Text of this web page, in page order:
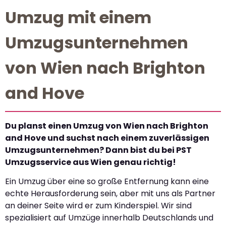
Umzug mit einem
Umzugsunternehmen
von Wien nach Brighton
and Hove
Du planst einen Umzug von Wien nach Brighton
and Hove und suchst nach einem zuverlässigen
Umzugsunternehmen? Dann bist du bei PST
Umzugsservice aus Wien genau richtig!
Ein Umzug über eine so große Entfernung kann eine
echte Herausforderung sein, aber mit uns als Partner
an deiner Seite wird er zum Kinderspiel. Wir sind
spezialisiert auf Umzüge innerhalb Deutschlands und